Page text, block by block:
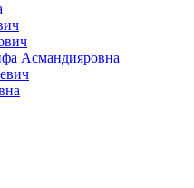
Асмандияровна